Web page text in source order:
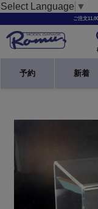
Select Language ▼
ご注文
予約 新着